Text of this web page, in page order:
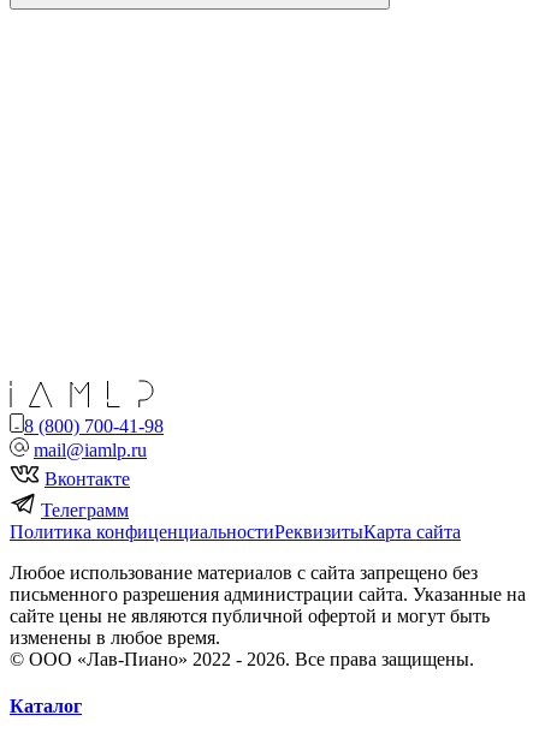
8 (800) 700-41-98
mail@iamlp.ru
Вконтакте
Телеграмм
Политика конфиценциальностиРеквизитыКарта сайта
Любое использование материалов с сайта запрещено без
письменного разрешения администрации сайта. Указанные на
сайте цены не являются публичной офертой и могут быть
изменены в любое время.
© ООО «Лав-Пиано» 2022 - 2026. Все права защищены.
Каталог